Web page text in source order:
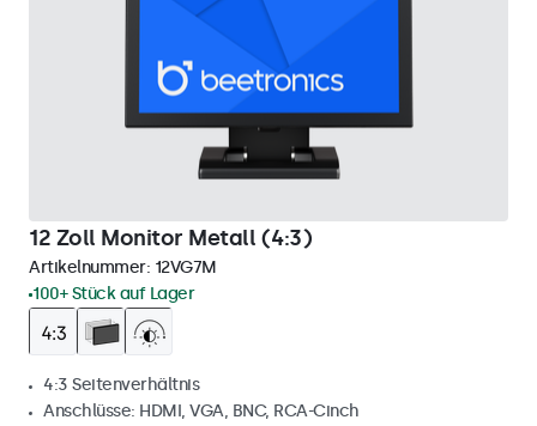
12 Zoll Monitor Metall (4:3)
Artikelnummer: 12VG7M
100+ Stück auf Lager
4:3 Seitenverhältnis
Anschlüsse: HDMI, VGA, BNC, RCA-Cinch